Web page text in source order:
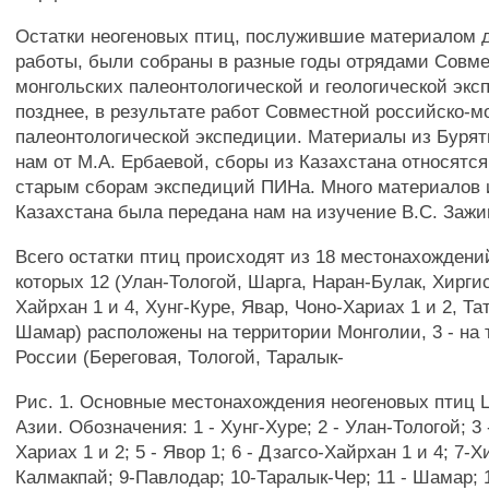
Остатки неогеновых птиц, послужившие материалом
работы, были собраны в разные годы отрядами
монгольских палеонтологической и геологической
позднее, в результате работ Совместной российско-
палеонтологической экспедиции. Материалы из
нам от М.А. Ербаевой, сборы из Казахстана
старым сборам экспедиций ПИНа. Много материалов
Казахстана была передана нам на изучение B.C.
Всего остатки птиц происходят из 18
которых 12 (Улан-Тологой, Шарга, Наран-Булак,
Хайрхан 1 и 4, Хунг-Куре, Явар, Чоно-Хариах 1 и 2,
Шамар) расположены на территории Монголии, 3 - на
России (Береговая, Тологой, Таралык-
Рис. 1. Основные местонахождения неогеновых птиц
Азии. Обозначения: 1 - Хунг-Хуре; 2 - Улан-Тологой;
Хариах 1 и 2; 5 - Явор 1; 6 - Дзагсо-Хайрхан 1 и 4; 7-
Калмакпай; 9-Павлодар; 10-Таралык-Чер; 11 - Шамар;